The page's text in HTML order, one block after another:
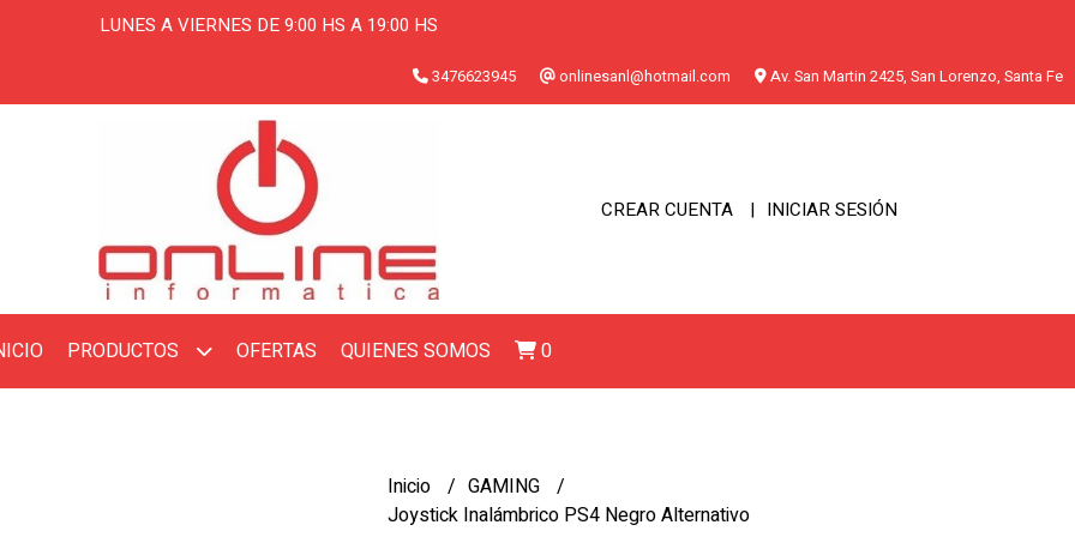
LUNES A VIERNES DE 9:00 HS A 19:00 HS
3476623945 onlinesanl@hotmail.com Av. San Martin 2425, San Lorenzo, Santa Fe
CREAR CUENTA INICIAR SESIÓN
PRODUCTOS OFERTAS QUIENES SOMOS 0
Inicio
GAMING
Joystick Inalámbrico PS4 Negro Alternativo